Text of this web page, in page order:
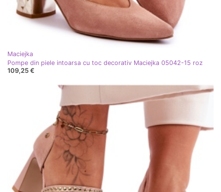
Maciejka
Pompe din piele intoarsa cu toc decorativ Maciejka 05042-15 roz
109,25 €